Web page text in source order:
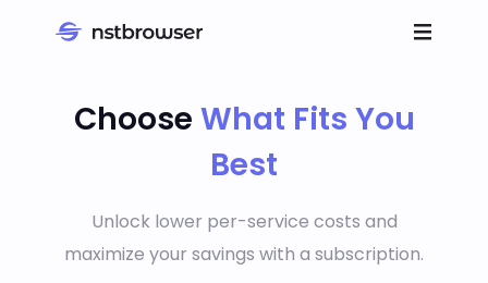
Choose What Fits You
Best
Unlock lower per-service costs and
maximize your savings with a subscription.